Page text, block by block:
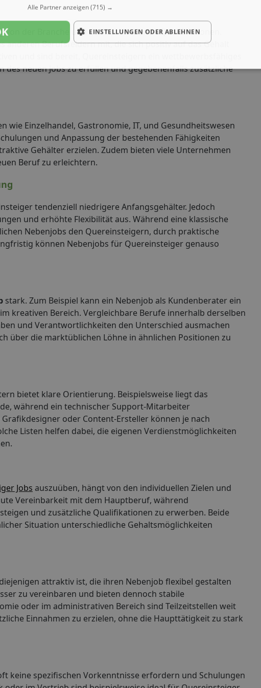
der Branche und den vorhandenen Qualifikationen.
Berufsfeldern mit, die sich positiv auf das Gehalt
und sind bereit, Quereinsteigern ein wettbewerbsfähiges
neuen Jobs zu erfüllen und gegebenenfalls zusätzliche
wie Einzelhandel, Gastronomie, IT, und Gesundheitswesen
und Anpassung der bestehenden Fähigkeiten
Gehälter erzielen. Zudem bieten viele Unternehmen
Beruf zu erleichtern.
tendenziell niedrigere Anfangsgehälter. Jedoch
und erhöhte Flexibilität aus. Während eine klassische
Nebenjobs den Quereinsteigern, durch praktische
können Nebenjobs für Quereinsteiger genauso
stark. Zum Beispiel kann ein Nebenjob als Kundenberater ein
kreativen Bereich. Vergleichbare Berufe innerhalb derselben
und Verantwortlichkeiten den Unterschied ausmachen
über die marktüblichen Löhne in ähnlichen Positionen zu
bietet klare Orientierung. Beispielsweise liegt das
während ein technischer Support-Mitarbeiter
oder Content-Ersteller können je nach
Listen helfen dabei, die eigenen Verdienstmöglichkeiten
Jobs auszuüben, hängt von den individuellen Zielen und
Vereinbarkeit mit dem Hauptberuf, während
und zusätzliche Qualifikationen zu erwerben. Beide
Situation unterschiedliche Gehaltsmöglichkeiten
attraktiv ist, die ihren Nebenjob flexibel gestalten
zu vereinbaren und bieten dennoch stabile
oder im administrativen Bereich sind Teilzeitstellen weit
Einnahmen zu erzielen, ohne die Haupttätigkeit zu stark
keine spezifischen Vorkenntnisse erfordern und Schulungen
Alle Partner anzeigen(715) →
EINSTELLUNGEN ODER ABLEHNEN